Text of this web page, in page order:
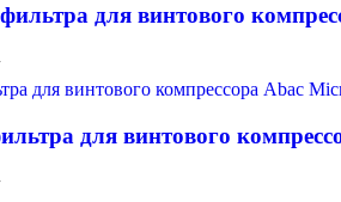
для винтового
для винтового